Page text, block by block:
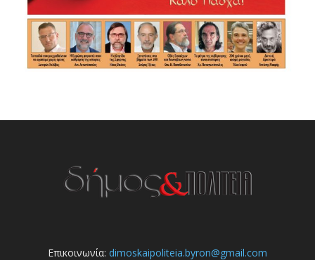
Επικοινωνία: dimoskaipoliteia.byron@gmail.com